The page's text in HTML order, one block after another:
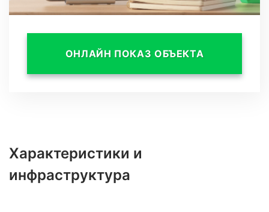
Установлена дорогая итальянская мебель в
ОНЛАЙН ПОКАЗ ОБЪЕКТА
Характеристики и
инфраструктура